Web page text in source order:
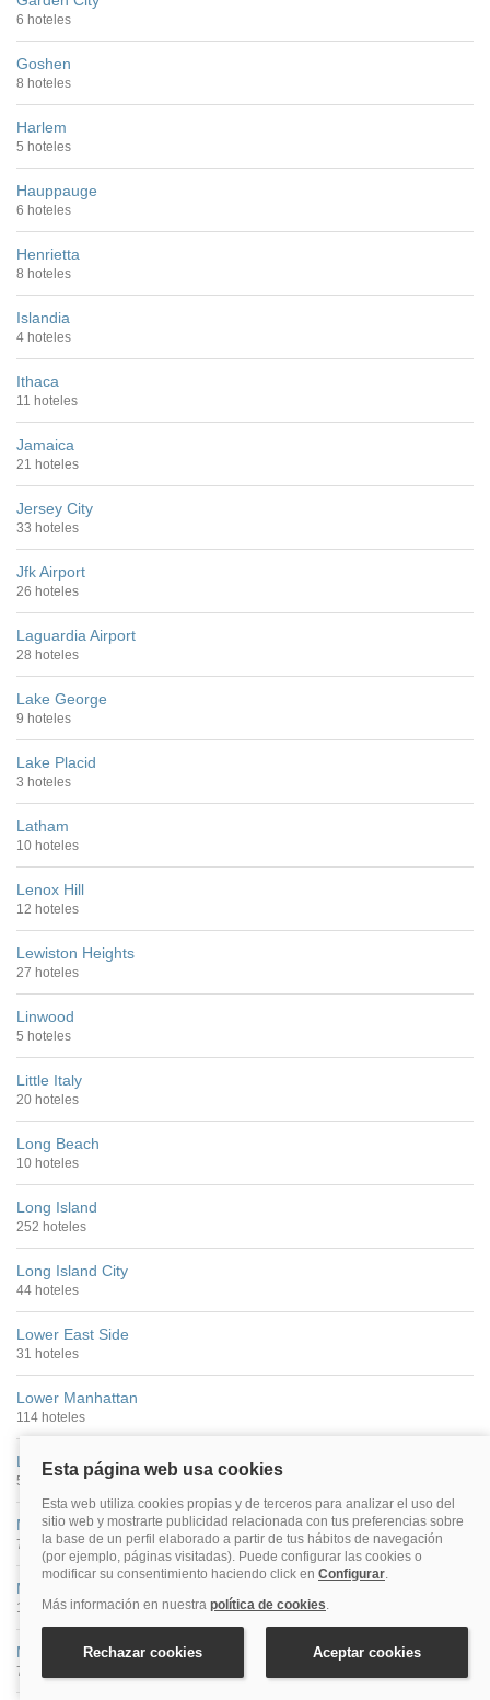
6 hoteles
Goshen
8 hoteles
Harlem
5 hoteles
Hauppauge
6 hoteles
Henrietta
8 hoteles
Islandia
4 hoteles
Ithaca
11 hoteles
Jamaica
21 hoteles
Jersey City
33 hoteles
Jfk Airport
26 hoteles
Laguardia Airport
28 hoteles
Lake George
9 hoteles
Lake Placid
3 hoteles
Latham
10 hoteles
Lenox Hill
12 hoteles
Lewiston Heights
27 hoteles
Linwood
5 hoteles
Little Italy
20 hoteles
Long Beach
10 hoteles
Long Island
252 hoteles
Long Island City
44 hoteles
Lower East Side
31 hoteles
Lower Manhattan
114 hoteles
Lower Melville
5 hoteles
Mahopac
7 hoteles
Malta
14 hoteles
Manhasset
7 hoteles